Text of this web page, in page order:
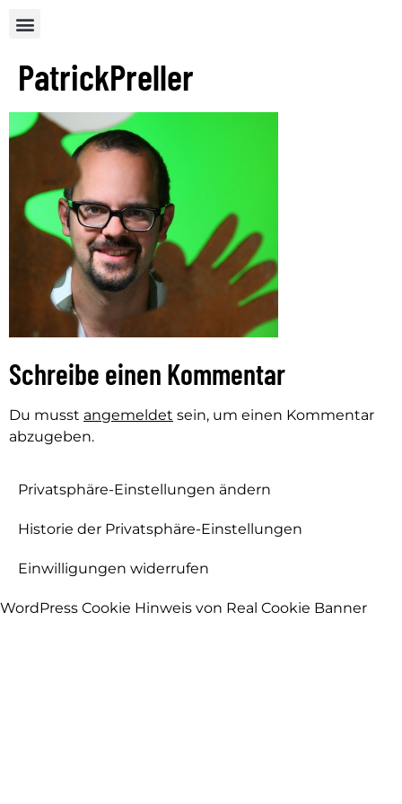
PatrickPreller
Schreibe einen Kommentar
Du musst angemeldet sein, um einen Kommentar
abzugeben.
Privatsphäre-Einstellungen ändern
Historie der Privatsphäre-Einstellungen
Einwilligungen widerrufen
WordPress Cookie Hinweis von Real Cookie Banner